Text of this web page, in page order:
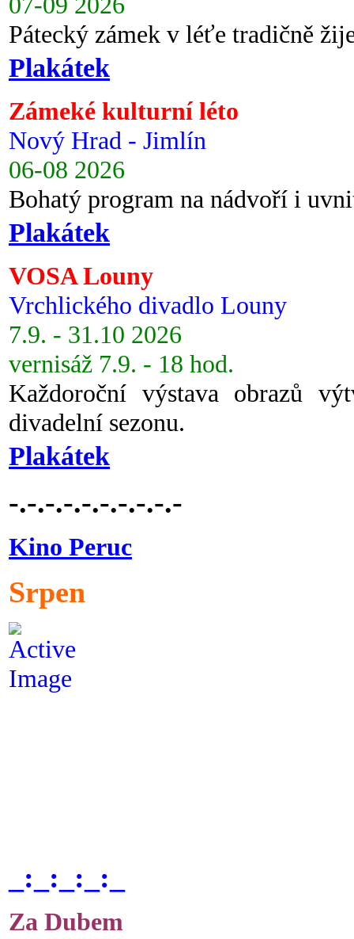
Pátecký zámek v léťe tradičně
Plakátek
Zámeké kulturní léto
Nový Hrad - Jimlín
06-08 2026
Bohatý program na nádvoří i
Plakátek
VOSA Louny
Vrchlického divadlo Louny
7.9. - 31.10 2026
vernisáž 7.9. - 18 hod.
Každoroční výstava obrazů
divadelní sezonu.
Plakátek
-.-.-.-.-.-.-.-.-.-
Kino Peruc
Srpen
_:_:_:_:_
Za Dubem